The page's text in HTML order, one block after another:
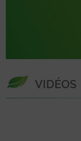
VIDÉOS